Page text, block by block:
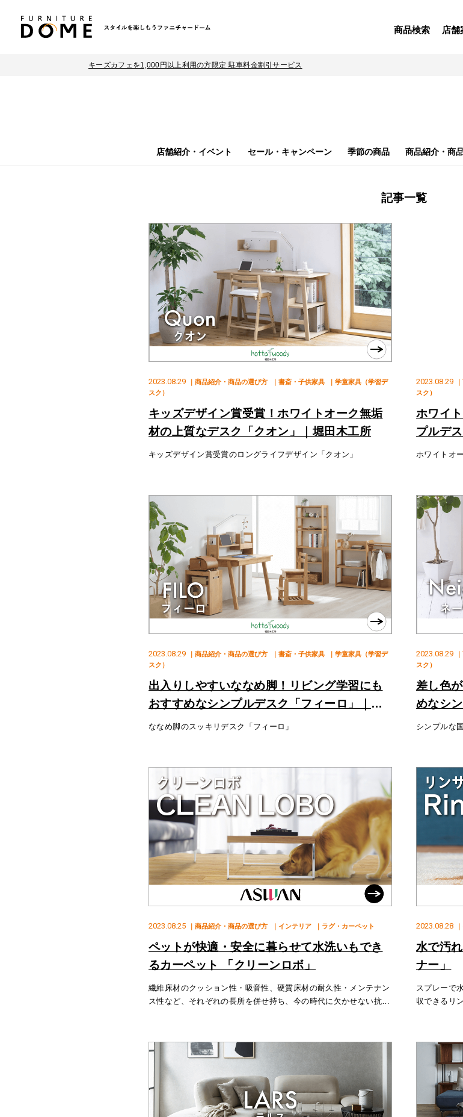
商品検索 店舗
キーズカフェを1,000円以上利用の方限定 駐車料金割引サービス
店舗紹介・イベント セール・キャンペーン 季節の商品 商品紹介・商
記事一覧
2023.08.29 ｜商品紹介・商品の選び方 ｜書斎・子供家具
｜学童家具（学習デ
スク）
キッズデザイン賞受賞！ホワイトオーク無垢
材の上質なデスク「クオン」｜堀田木工所
キッズデザイン賞受賞のロングライフデザイン「クオン」
2023.08.29
スク）
ホワイ
プルデ
ホワイトオ
2023.08.29 ｜商品紹介・商品の選び方 ｜書斎・子供家具
｜学童家具（学習デ
スク）
出入りしやすいななめ脚！リビング学習にも
おすすめなシンプルデスク「フィーロ」｜堀
田木工所
ななめ脚のスッキリデスク「フィーロ」
2023.08.29
スク）
差し色
めなシ
工所
シンプルな
2023.08.25 ｜商品紹介・商品の選び方 ｜インテリア ｜ラグ・カーペット
ペットが快適・安全に暮らせて水洗いもでき
るカーペット 「クリーンロボ」
繊維床材のクッション性・吸音性、硬質床材の耐久性・メンテナン
ス性など、それぞれの長所を併せ持ち、今の時代に欠かせない抗菌
2023.08.28
水で汚
ナー」
スプレーで
収できるリ